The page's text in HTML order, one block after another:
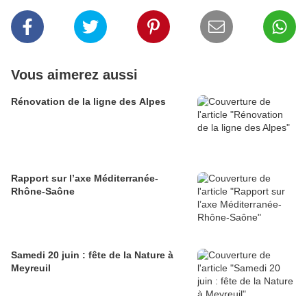
Vous aimerez aussi
Rénovation de la ligne des Alpes
Rapport sur l’axe Méditerranée-
Rhône-Saône
Samedi 20 juin : fête de la Nature à
Meyreuil